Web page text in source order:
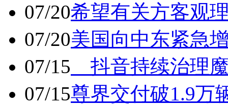
07/20希望有关方客观
07/20美国向中东紧急
07/15 抖音持续治理
07/15尊界交付破1.9万